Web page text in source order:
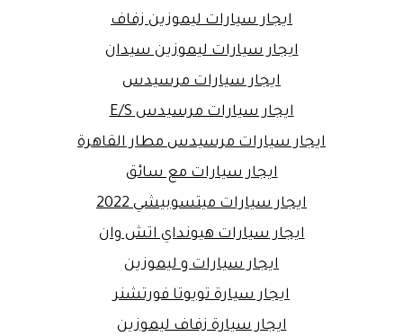
ايجار سيارات ليموزين زفاف
ايجار سيارات ليموزين سيدان
ايجار سيارات مرسيدس
ايجار سيارات مرسيدس E/S
ايجار سيارات مرسيدس مطار القاهرة
ايجار سيارات مع سائق
ايجار سيارات ميتسوبيشي 2022
ايجار سيارات هيونداي اتش وان
ايجار سيارات و ليموزين
ايجار سيارة تويوتا فورتشنر
ايجار سيارة زفاف ليموزين